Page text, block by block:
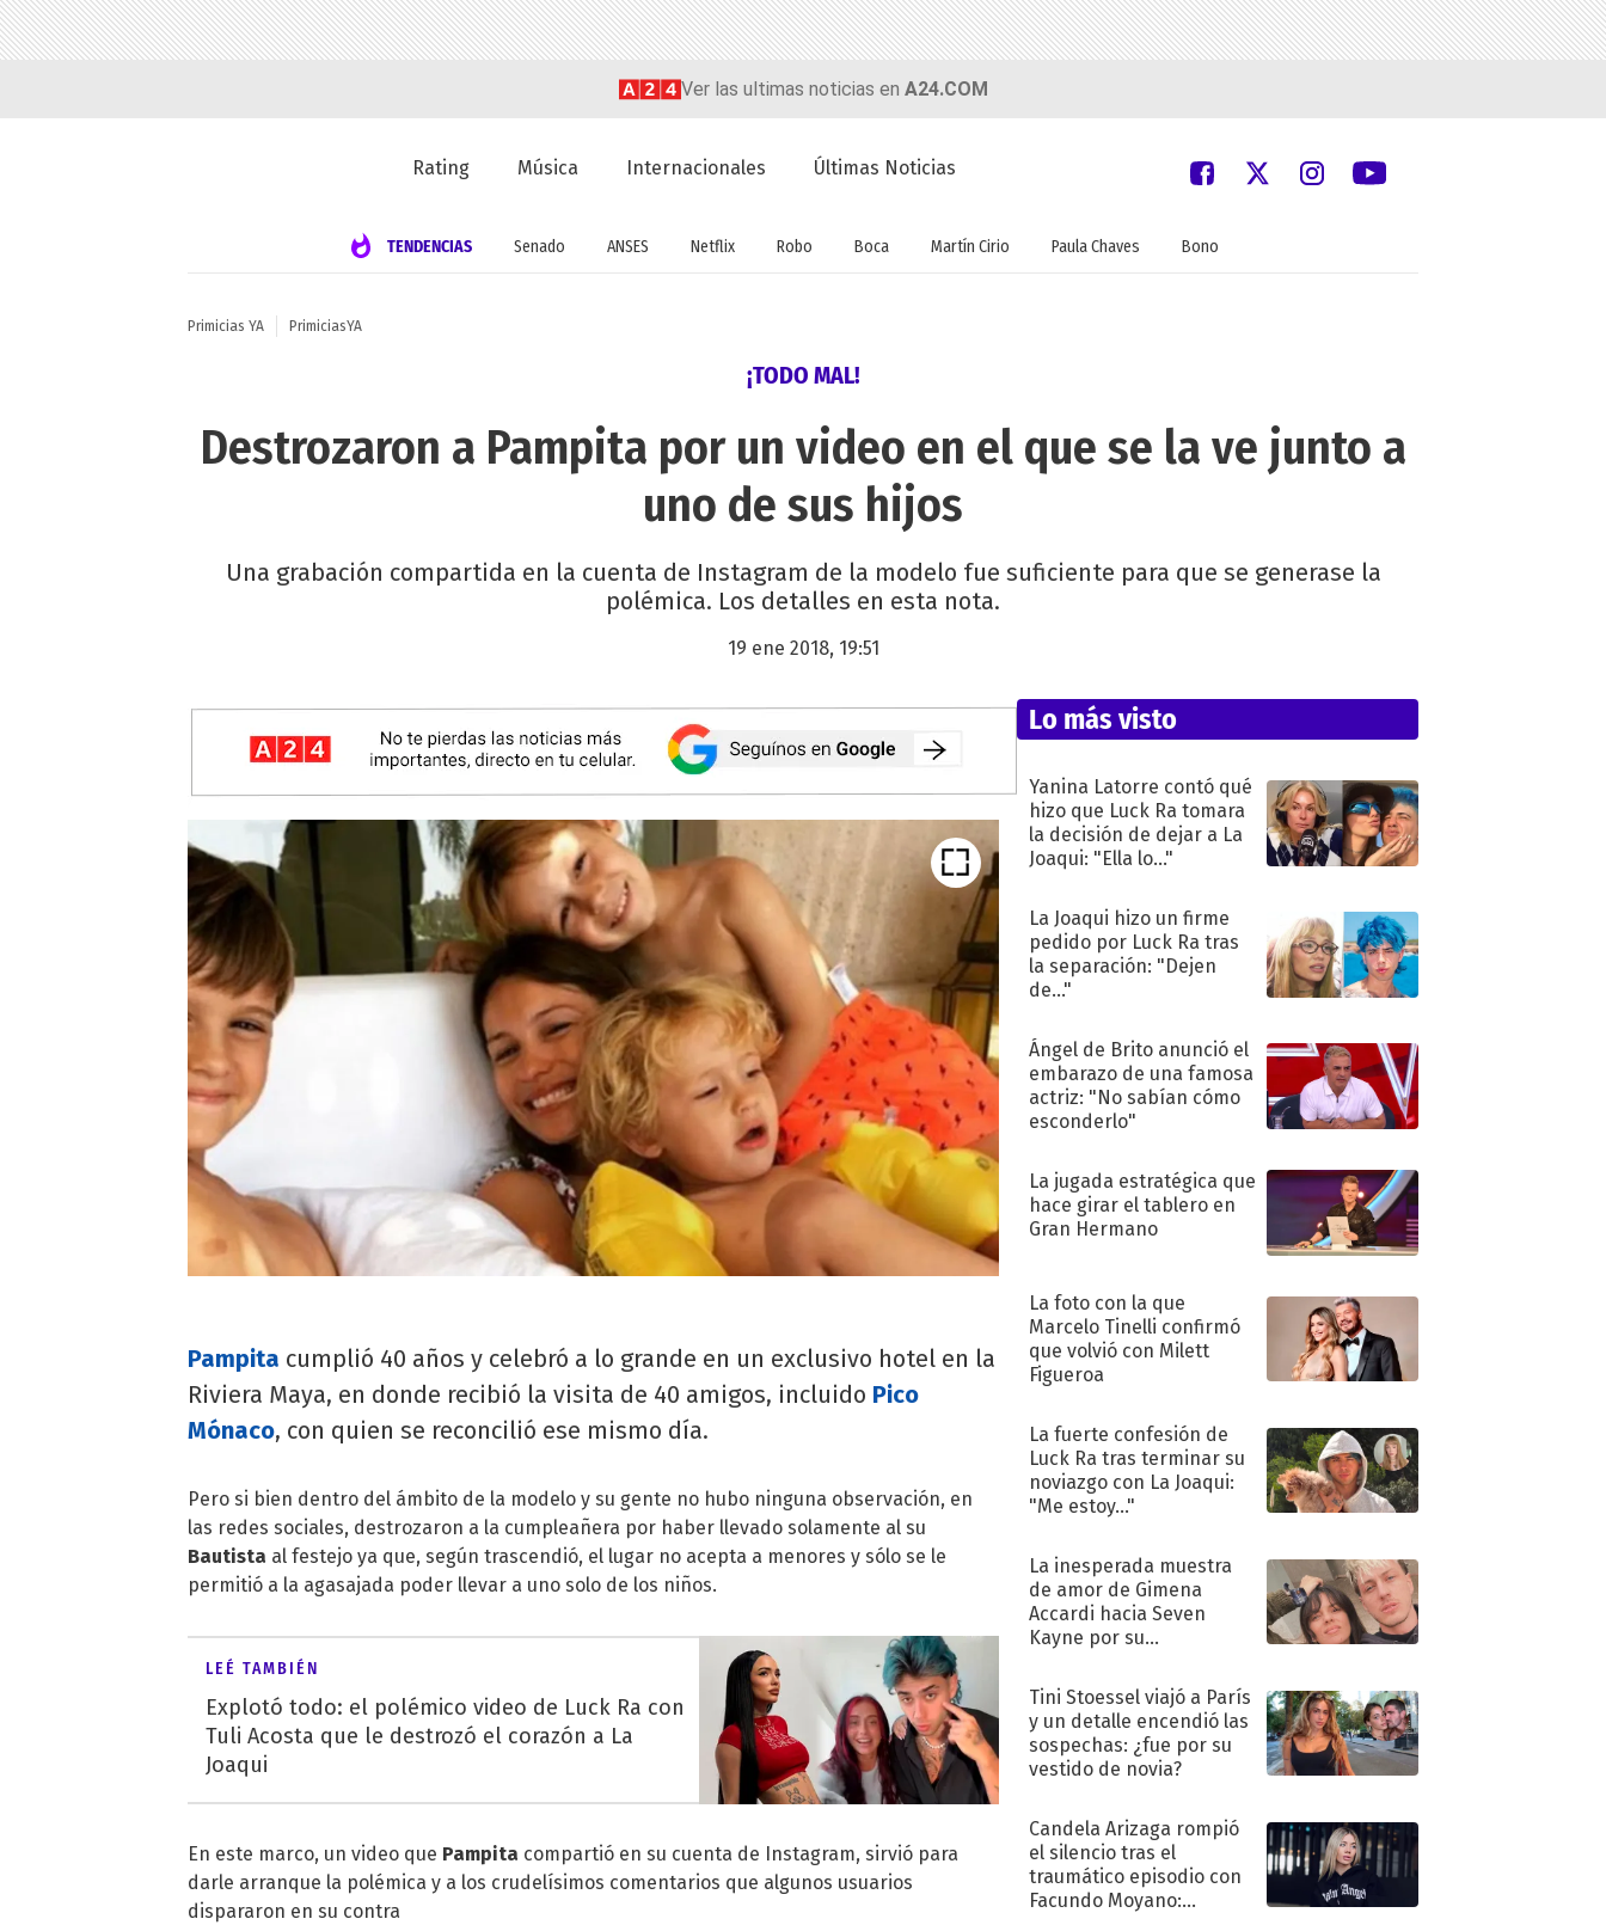
Ver las ultimas noticias en A24.COM
Rating Música Internacionales Últimas Noticias
TENDENCIAS Senado ANSES Netflix Robo Boca Martín Cirio Paula Chaves Bono
Primicias YA PrimiciasYA
¡TODO MAL!
Destrozaron a Pampita por un video en el que se la ve junto a
uno de sus hijos
Una grabación compartida en la cuenta de Instagram de la modelo fue suficiente para que se generase la
polémica. Los detalles en esta nota.
19 ene 2018, 19:51
Pampita cumplió 40 años y celebró a lo grande en un exclusivo hotel en la
Riviera Maya, en donde recibió la visita de 40 amigos, incluido Pico
Mónaco, con quien se reconcilió ese mismo día.
Pero si bien dentro del ámbito de la modelo y su gente no hubo ninguna observación, en
las redes sociales, destrozaron a la cumpleañera por haber llevado solamente al su
Bautista al festejo ya que, según trascendió, el lugar no acepta a menores y sólo se le
permitió a la agasajada poder llevar a uno solo de los niños.
LEÉ TAMBIÉN
Explotó todo: el polémico video de Luck Ra con
Tuli Acosta que le destrozó el corazón a La
Joaqui
En este marco, un video que Pampita compartió en su cuenta de Instagram, sirvió para
darle arranque la polémica y a los crudelísimos comentarios que algunos usuarios
dispararon en su contra
Lo más visto
Yanina Latorre contó qué
hizo que Luck Ra tomara
la decisión de dejar a La
Joaqui: "Ella lo..."
La Joaqui hizo un firme
pedido por Luck Ra tras
la separación: "Dejen
de..."
Ángel de Brito anunció el
embarazo de una famosa
actriz: "No sabían cómo
esconderlo"
La jugada estratégica que
hace girar el tablero en
Gran Hermano
La foto con la que
Marcelo Tinelli confirmó
que volvió con Milett
Figueroa
La fuerte confesión de
Luck Ra tras terminar su
noviazgo con La Joaqui:
"Me estoy..."
La inesperada muestra
de amor de Gimena
Accardi hacia Seven
Kayne por su
Tini Stoessel viajó a París
y un detalle encendió las
sospechas: ¿fue por su
vestido de novia?
Candela Arizaga rompió
el silencio tras el
traumático episodio con
Facundo Moyano: